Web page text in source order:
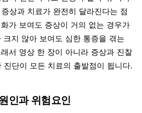
상과 치료가 완전히 달라진다는 점
가 보여도 증상이 거의 없는 경우가
크지 않아 보여도 심한 통증을 겪는
서 영상 한 장이 아니라 증상과 진찰
진단이 모든 치료의 출발점이 됩니다.
인과 위험요인